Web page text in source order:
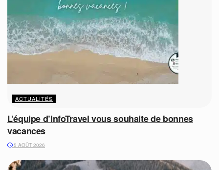
ACTUALITÉS
L’équipe d’InfoTravel vous souhaite de bonnes
vacances
5 AOÛT 2026